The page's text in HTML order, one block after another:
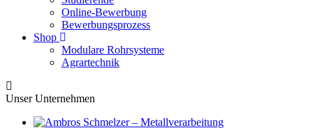
Online-Bewerbung
Bewerbungsprozess
Shop
Modulare Rohrsysteme
Agrartechnik
Unser Unternehmen